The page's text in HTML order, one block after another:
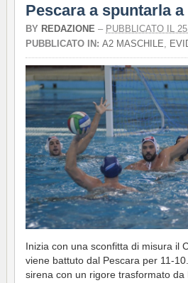
Pescara a spuntarla
BY REDAZIONE – PUBBLICATO IL
PUBBLICATO IN: A2 MASCHILE,
Inizia con una sconfitta di misura il
viene battuto dal Pescara per 11-
sirena con un rigore trasformato